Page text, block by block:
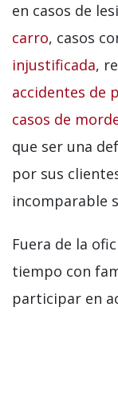
en casos de
carro, casos
injustificada,
accidentes de
casos de
que ser una
por sus
incomparable
Fuera de la
tiempo con
participar en